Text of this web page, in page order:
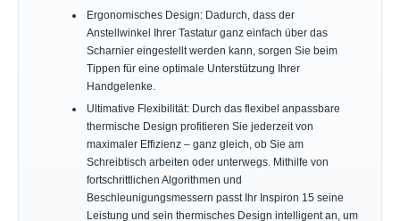
Ergonomisches Design: Dadurch, dass der
Anstellwinkel Ihrer Tastatur ganz einfach über das
Scharnier eingestellt werden kann, sorgen Sie beim
Tippen für eine optimale Unterstützung Ihrer
Handgelenke.
Ultimative Flexibilität: Durch das flexibel anpassbare
thermische Design profitieren Sie jederzeit von
maximaler Effizienz – ganz gleich, ob Sie am
Schreibtisch arbeiten oder unterwegs. Mithilfe von
fortschrittlichen Algorithmen und
Beschleunigungsmessern passt Ihr Inspiron 15 seine
Leistung und sein thermisches Design intelligent an, um